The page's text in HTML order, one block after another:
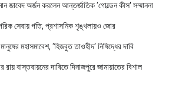
জাবেদ অর্জন করলেন আন্তর্জাতিক ‘গোল্ডেন কীস’ সম্মাননা
সেবায় গতি, প্রশাসনিক শৃঙ্খলায়ও জোর
মহাসমাবেশ, ‘হিজবুত তাওহীদ’ নিষিদ্ধের দাবি
বাস্তবায়নের দাবিতে দিনাজপুরে জামায়াতের বিশাল